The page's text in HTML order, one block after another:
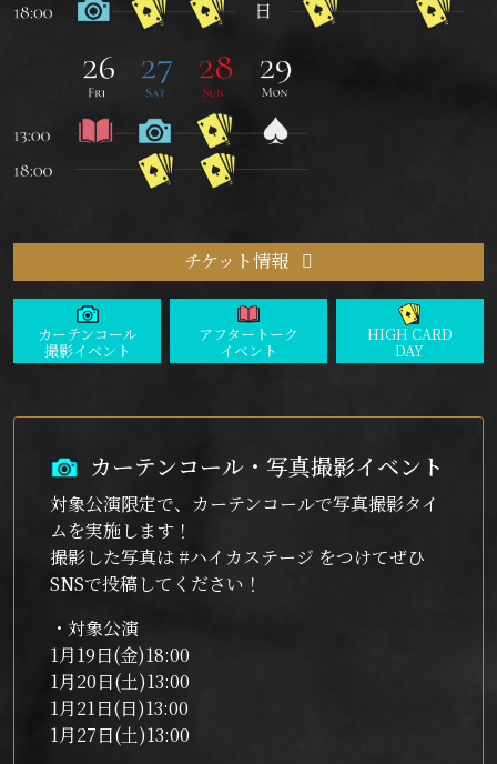
チケット情報
カーテンコール
撮影イベント
アフタートーク
イベント
HIGH CARD
DAY
カーテンコール・写真撮影イベント
対象公演限定で、カーテンコールで写真撮影タイ
ムを実施します！
撮影した写真は #ハイカステージ をつけてぜひ
SNSで投稿してください！
・対象公演
1月19日(金)18:00
1月20日(土)13:00
1月21日(日)13:00
1月27日(土)13:00